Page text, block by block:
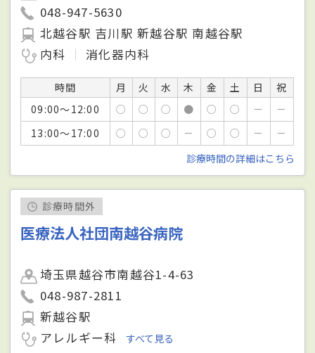
048-947-5630
北越谷駅 吉川駅 新越谷駅 南越谷駅
内科
消化器内科
時間 月 火 水 木 金 土 日
祝
09:00～12:00
○ ○ ○ ● ○ ○ －
－
13:00～17:00
○ ○ ○ － ○ ○ －
－
診療時間の詳細はこちら
診療時間外
医療法人社団南越谷病院
埼玉県越谷市南越谷1-4-63
048-987-2811
新越谷駅
アレルギー科
すべて見る